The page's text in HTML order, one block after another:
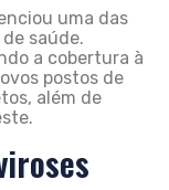
uma das
saúde.
a cobertura à
postos de
além de